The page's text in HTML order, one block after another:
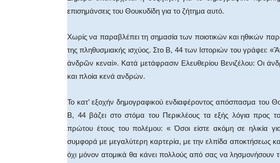
επισημάνσεις του Θουκυδίδη για το ζήτημα αυτό.
Χωρίς να παραβλέπει τη σημασία των ποιοτικών και ηθικών
της πληθυσμιακής ισχύος. Στο Β, 44 των Ιστοριών του γράφει:
ἀνδρῶν κεναί». Κατά μετάφρασιν Ελευθερίου Βενιζέλου: Οι
και πλοία κενά ανδρών.
Το κατ’ εξοχήν δημογραφικού ενδιαφέροντος απόσπασμα του
Β, 44 βάζει στο στόμα του Περικλέους τα εξής λόγια προς
πρώτου έτους του πολέμου: « Όσοι είστε ακόμη σε ηλικία
συμφορά με μεγαλύτερη καρτερία, με την ελπίδα αποκτήσεως
όχι μόνον ατομικά θα κάνει πολλούς από σας να λησμονήσουν